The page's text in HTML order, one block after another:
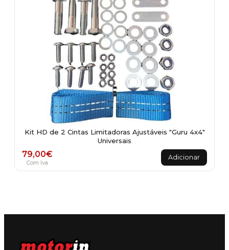
Kit HD de 2 Cintas Limitadoras Ajustáveis "Guru 4x4"
Universais
79,00€
Com Iva
Adicionar